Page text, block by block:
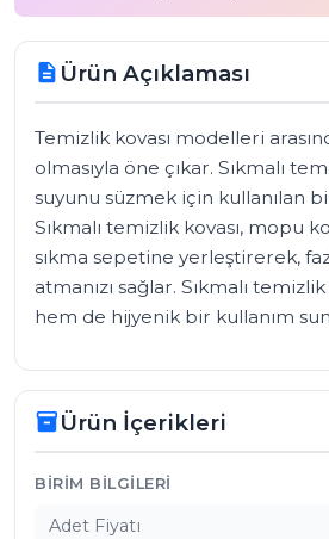
description Ürün Açıklaması
Temizlik kovası modelleri
olmasıyla öne çıkar. Sıkmalı
suyunu süzmek için kullanılan
Sıkmalı temizlik kovası, mopu
sıkma sepetine yerleştirerek,
atmanızı sağlar. Sıkmalı
hem de hijyenik bir kullanım
inventory_2Ürün İçerikleri
Ürün İçerikleri
BIRIM BILGILERI
Adet Fiyatı